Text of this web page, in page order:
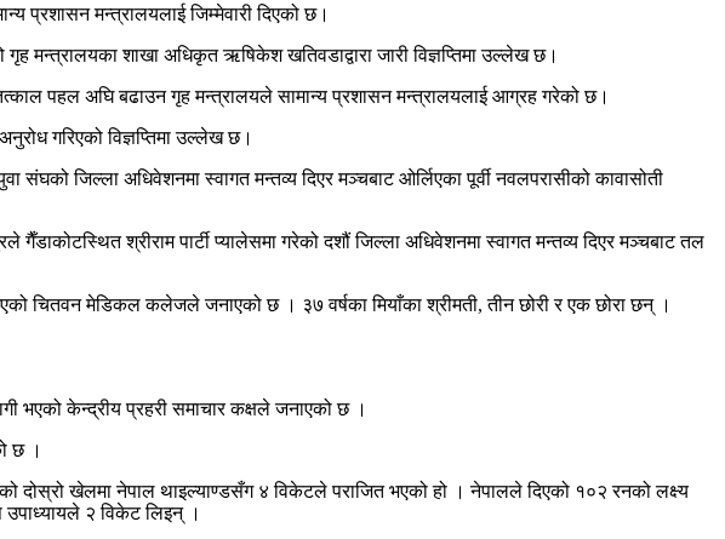
प्रशासन मन्त्रालयलाई जिम्मेवारी दिएको छ।
मन्त्रालयका शाखा अधिकृत ऋषिकेश खतिवडाद्वारा जारी विज्ञप्तिमा उल्लेख छ।
पहल अघि बढाउन गृह मन्त्रालयले सामान्य प्रशासन मन्त्रालयलाई आग्रह गरेको छ।
गरिएको विज्ञप्तिमा उल्लेख छ।
संघको जिल्ला अधिवेशनमा स्वागत मन्तव्य दिएर मञ्चबाट ओर्लिएका पूर्वी नवलपरासीको कावासोती
श्रीराम पार्टी प्यालेसमा गरेको दशौं जिल्ला अधिवेशनमा स्वागत मन्तव्य दिएर मञ्चबाट तल
चितवन मेडिकल कलेजले जनाएको छ । ३७ वर्षका मियाँका श्रीमती, तीन छोरी र एक छोरा छन् ।
भएको केन्द्रीय प्रहरी समाचार कक्षले जनाएको छ ।
छ ।
दोस्रो खेलमा नेपाल थाइल्याण्डसँग ४ विकेटले पराजित भएको हो । नेपालले दिएको १०२ रनको लक्ष्य
२ विकेट लिइन् ।